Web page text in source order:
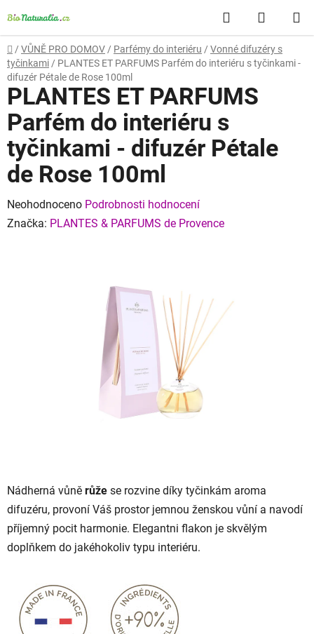
na
obsah
Hledat
KOŠÍK
Domů
/ VŮNĚ PRO DOMOV / Parfémy do interiéru / Vonné difuzéry s
tyčinkami / PLANTES ET PARFUMS Parfém do interiéru s tyčinkami -
difuzér Pétale de Rose 100ml
Nádherná vůně růže se rozvine díky tyčinkám aroma
difuzéru, provoní Váš prostor jemnou ženskou vůní a navodí
příjemný pocit harmonie. Elegantni flakon je skvělým
doplňkem do jakéhokoliv typu interiéru.
PLANTES ET PARFUMS
Parfém do interiéru s
tyčinkami - difuzér Pétale
de Rose 100ml
Průměrné
hodnocení
Neohodnoceno Podrobnosti hodnocení
Značka: PLANTES & PARFUMS de Provence